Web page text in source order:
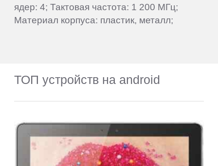
ядер: 4; Тактовая частота: 1 200 МГц;
Материал корпуса: пластик, металл;
ТОП устройств на android